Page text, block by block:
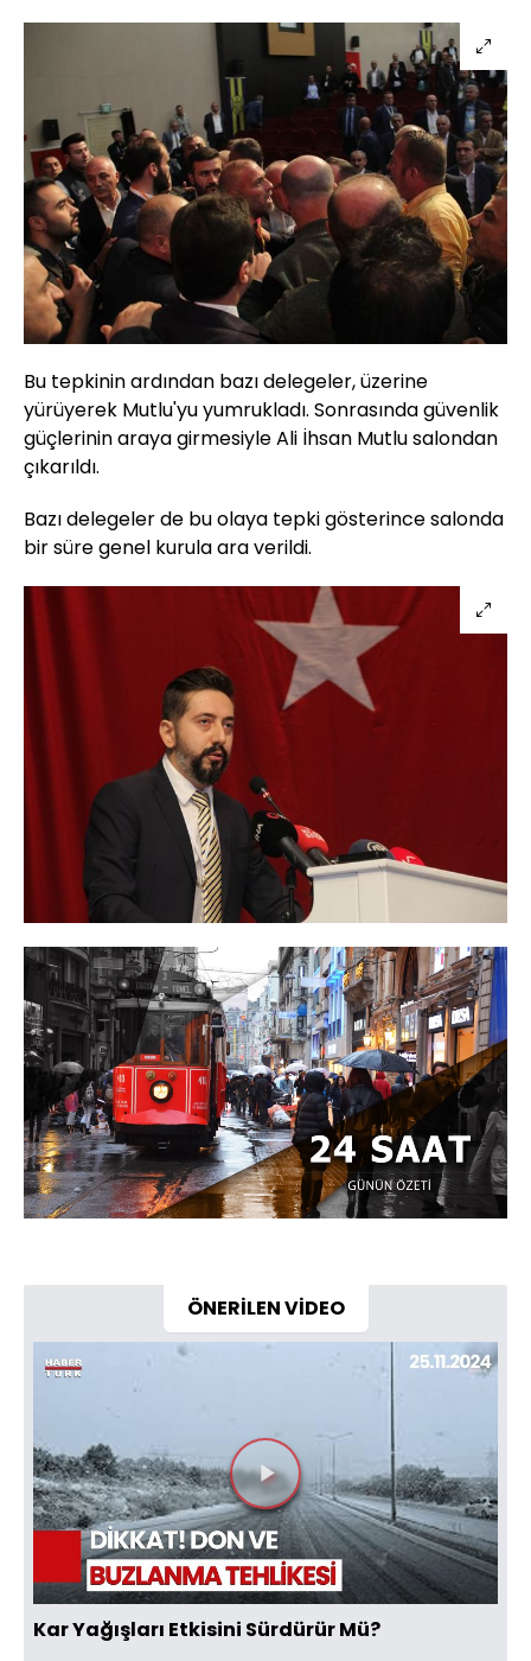
Bu tepkinin ardından bazı delegeler, üzerine
yürüyerek Mutlu'yu yumrukladı. Sonrasında güvenlik
güçlerinin araya girmesiyle Ali İhsan Mutlu salondan
çıkarıldı.
Bazı delegeler de bu olaya tepki gösterince salonda
bir süre genel kurula ara verildi.
Sesi
Aç
720
Yüklendi
29.38%
Oynatma
Hızı
ÖNERİLEN VİDEO
Videoyu
Oynat
Kar Yağışları Etkisini Sürdürür Mü?